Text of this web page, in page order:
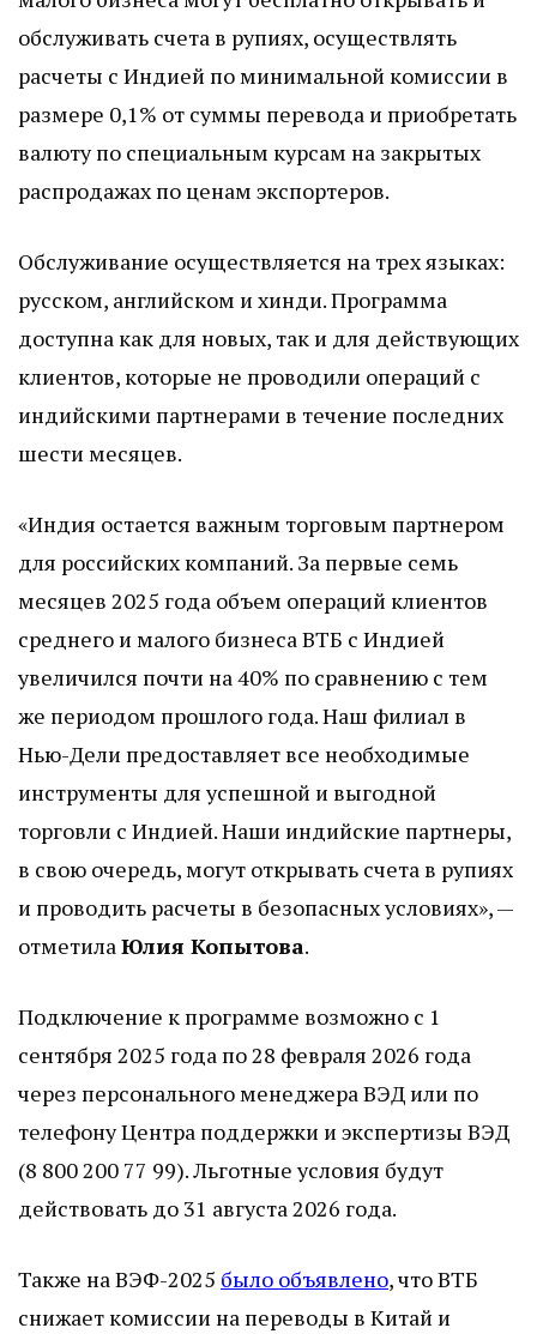
обслуживать счета в рупиях, осуществлять
расчеты с Индией по минимальной комиссии в
размере 0,1% от суммы перевода и приобретать
валюту по специальным курсам на закрытых
распродажах по ценам экспортеров.
Обслуживание осуществляется на трех языках:
русском, английском и хинди. Программа
доступна как для новых, так и для действующих
клиентов, которые не проводили операций с
индийскими партнерами в течение последних
шести месяцев.
«Индия остается важным торговым партнером
для российских компаний. За первые семь
месяцев 2025 года объем операций клиентов
среднего и малого бизнеса ВТБ с Индией
увеличился почти на 40% по сравнению с тем
же периодом прошлого года. Наш филиал в
Нью-Дели предоставляет все необходимые
инструменты для успешной и выгодной
торговли с Индией. Наши индийские партнеры,
в свою очередь, могут открывать счета в рупиях
и проводить расчеты в безопасных условиях», —
отметила Юлия Копытова.
Подключение к программе возможно с 1
сентября 2025 года по 28 февраля 2026 года
через персонального менеджера ВЭД или по
телефону Центра поддержки и экспертизы ВЭД
(8 800 200 77 99). Льготные условия будут
действовать до 31 августа 2026 года.
Также на ВЭФ-2025 было объявлено, что ВТБ
снижает комиссии на переводы в Китай и